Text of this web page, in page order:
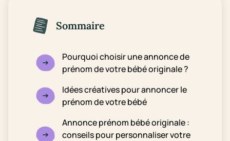
Sommaire
Pourquoi choisir une annonce de
prénom de votre bébé originale ?
Idées créatives pour annoncer le
prénom de votre bébé
Annonce prénom bébé originale :
conseils pour personnaliser votre